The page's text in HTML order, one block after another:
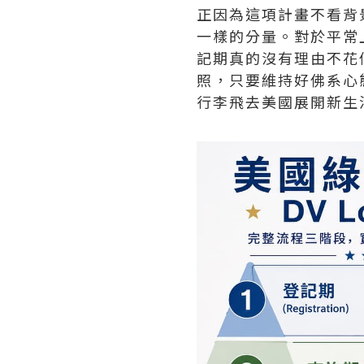
正因為這項計畫不看
一樣的分量。對於平
記期真的沒有理由不
照，只要維持好佛系
行李飛去美國展開新